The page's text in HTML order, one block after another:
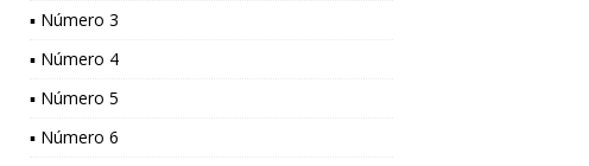
▪ Número 3
▪ Número 4
▪ Número 5
▪ Número 6